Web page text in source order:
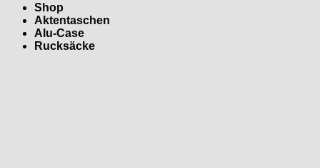
Shop
Aktentaschen
Alu-Case
Rucksäcke